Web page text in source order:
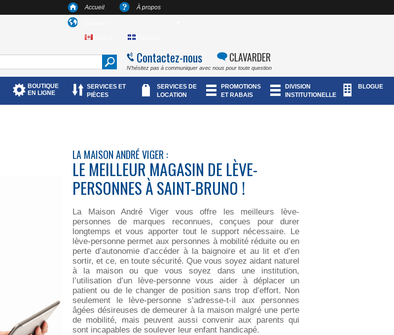
Accueil À propos
Contactez-nous CLAVARDER
N’hésitez pas à communiquer avec nous pour toute question
BOUTIQUE
EN LIGNE
SERVICES ET
PIÈCES
SERVICES DE
LOCATION
PROMOTIONS
ET RABAIS
DIVISION
INSTITUTIONELLE
BLOGUE
LA MAISON ANDRÉ VIGER :
LE MEILLEUR MAGASIN DE LÈVE-
PERSONNES À SAINT-BRUNO !
La Maison André Viger vous offre les meilleurs lève-
personnes de marques reconnues, conçues pour durer
longtemps et vous apporter tout le support nécessaire. Le
lève-personne permet aux personnes à mobilité réduite ou en
perte d’autonomie d’accéder à la baignoire et au lit et d’en
sortir, et ce, en toute sécurité. Que vous soyez aidant naturel
à la maison ou que vous soyez dans une institution,
l’utilisation d’un lève-personne vous aider à déplacer un
patient ou de le changer de position sans trop d’effort. Non
seulement le lève-personne s’adresse-t-il aux personnes
âgées désireuses de demeurer à la maison malgré une perte
de mobilité, mais peuvent aussi convenir aux parents qui
sont incapables de soulever leur enfant handicapé.